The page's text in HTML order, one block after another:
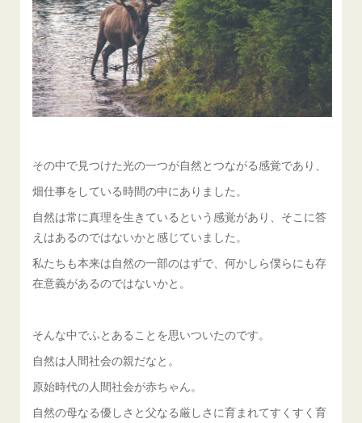
その中で見つけた光の一つが自然とつながる感覚であり、
畑仕事をしている時間の中にありました。
自然は常に真理を生きているという感覚があり、そこに答
えはあるのではないかと感じていました。
私たちも本来は自然の一部のはずで、何かしら僕らにも存
在意義があるのではないかと。
そんな中でふとあることを思いついたのです。
自然は人間社会の親だなと。
原始時代の人間社会が赤ちゃん。
自然の母なる優しさと父なる厳しさに育まれてすくすく育